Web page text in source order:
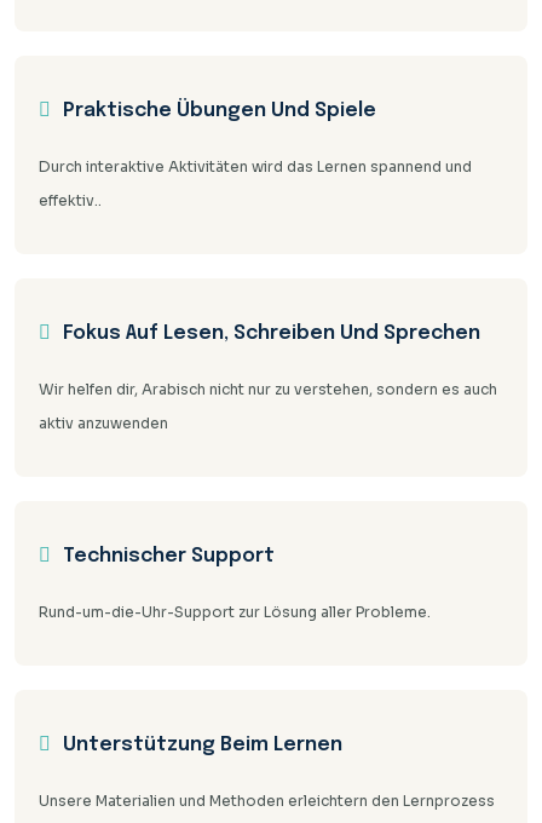
Praktische Übungen Und Spiele
Durch interaktive Aktivitäten wird das Lernen spannend und
effektiv..
Fokus Auf Lesen, Schreiben Und Sprechen
Wir helfen dir, Arabisch nicht nur zu verstehen, sondern es auch
aktiv anzuwenden
Technischer Support
Rund-um-die-Uhr-Support zur Lösung aller Probleme.
Unterstützung Beim Lernen
Unsere Materialien und Methoden erleichtern den Lernprozess